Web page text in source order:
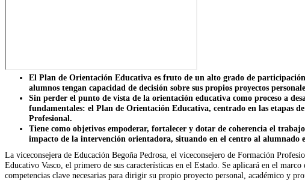
El Plan de Orientación Educativa es fruto de un alto grado de
alumnos tengan capacidad de decisión sobre sus propios proyectos
Sin perder el punto de vista de la orientación educativa como proceso a
fundamentales: el Plan de Orientación Educativa, centrado en las etapas
Profesional.
Tiene como objetivos empoderar, fortalecer y dotar de coherencia el
impacto de la intervención orientadora, situando en el centro al alumnado
La viceconsejera de Educación Begoña Pedrosa, el viceconsejero de Formación
Educativo Vasco, el primero de sus características en el Estado. Se aplicará en el
competencias clave necesarias para dirigir su propio proyecto personal, académico y